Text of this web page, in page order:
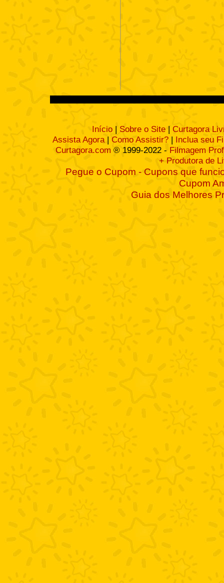
Início | Sobre o Site | Curtagora
Assista Agora| Como Assistir? | Inclua seu
Curtagora.com ® 1999-2022 - Filmagem
+ Produtora de
Pegue o Cupom - Cupons que
Cupom
Guia dos Melhores